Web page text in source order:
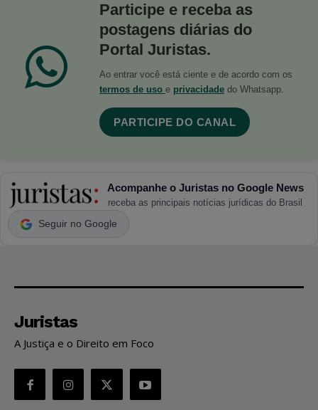
Participe e receba as
postagens diárias do
Portal Juristas.
Ao entrar você está ciente e de acordo com os
termos de uso e privacidade do Whatsapp.
PARTICIPE DO CANAL
Acompanhe o Juristas no Google News
receba as principais notícias jurídicas do Brasil
Seguir no Google
Juristas
A Justiça e o Direito em Foco